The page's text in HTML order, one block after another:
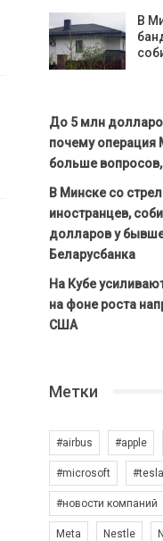
В
До 5 млн
почему операция
больше
В Минске со
иностранцев,
долларов у
Беларусбанка
На Кубе
на фоне роста
США
Метки
#airbus #apple
#microsoft #tesla
#новости компаний
Meta Nestle